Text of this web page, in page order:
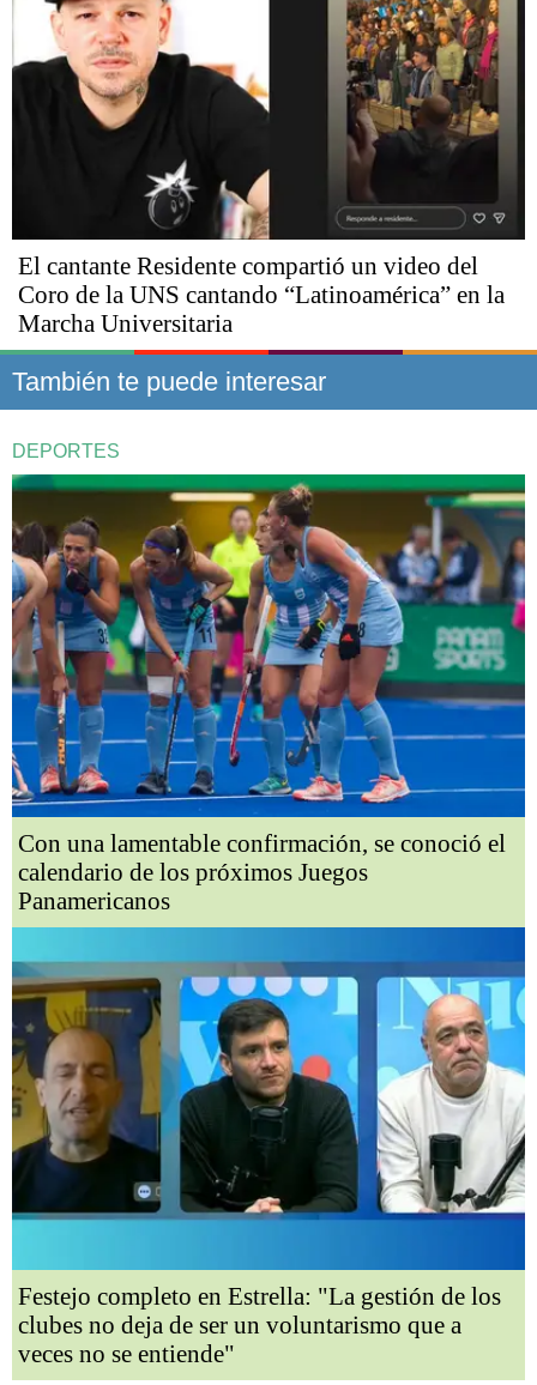
El cantante Residente compartió un video del
Coro de la UNS cantando “Latinoamérica” en la
Marcha Universitaria
También te puede interesar
DEPORTES
Con una lamentable confirmación, se conoció el
calendario de los próximos Juegos
Panamericanos
Festejo completo en Estrella: "La gestión de los
clubes no deja de ser un voluntarismo que a
veces no se entiende"